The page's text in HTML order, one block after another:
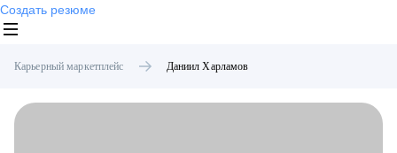
Создать резюме
Карьерный маркетплейс Даниил Харламов